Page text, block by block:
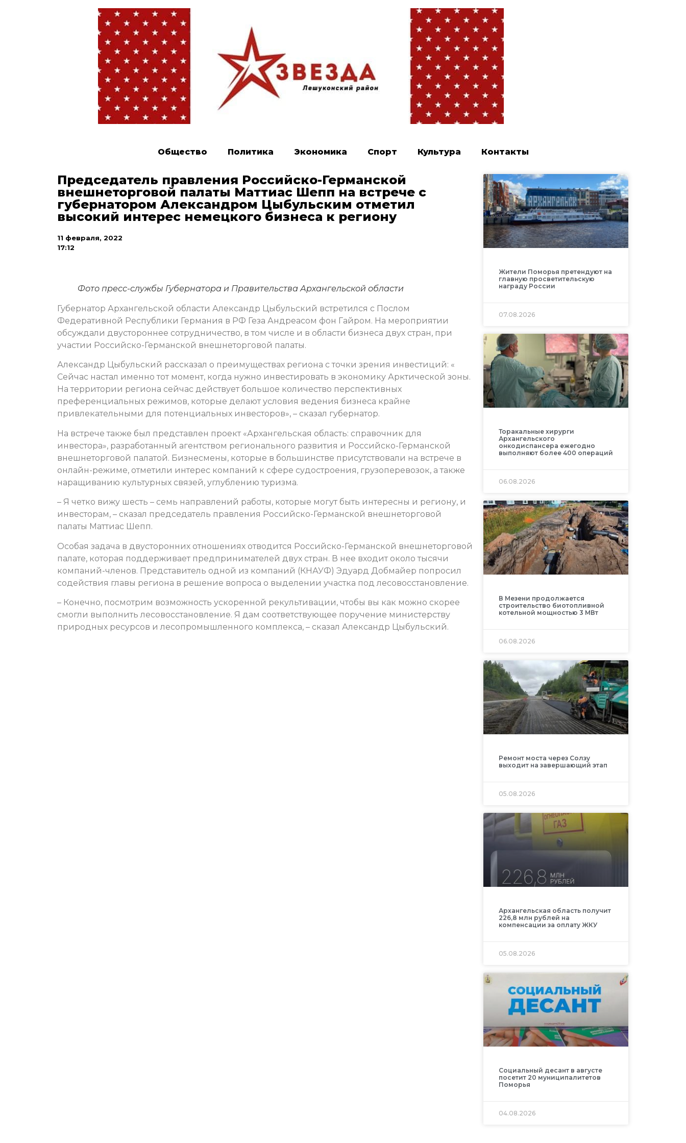
Общество Политика Экономика Спорт Культура Контакты
Председатель правления Российско-Германской
внешнеторговой палаты Маттиас Шепп на встрече с
губернатором Александром Цыбульским отметил
высокий интерес немецкого бизнеса к региону
11 февраля, 2022
17:12
Фото пресс-службы Губернатора и Правительства Архангельской области
Губернатор Архангельской области Александр Цыбульский встретился с Послом
Федеративной Республики Германия в РФ Геза Андреасом фон Гайром. На мероприятии
обсуждали двустороннее сотрудничество, в том числе и в области бизнеса двух стран, при
участии Российско-Германской внешнеторговой палаты.
Александр Цыбульский рассказал о преимуществах региона с точки зрения инвестиций: «
Сейчас настал именно тот момент, когда нужно инвестировать в экономику Арктической зоны.
На территории региона сейчас действует большое количество перспективных
преференциальных режимов, которые делают условия ведения бизнеса крайне
привлекательными для потенциальных инвесторов», – сказал губернатор.
На встрече также был представлен проект «Архангельская область: справочник для
инвестора», разработанный агентством регионального развития и Российско-Германской
внешнеторговой палатой. Бизнесмены, которые в большинстве присутствовали на встрече в
онлайн-режиме, отметили интерес компаний к сфере судостроения, грузоперевозок, а также
наращиванию культурных связей, углублению туризма.
– Я четко вижу шесть – семь направлений работы, которые могут быть интересны и региону, и
инвесторам, – сказал председатель правления Российско-Германской внешнеторговой
палаты Маттиас Шепп.
Особая задача в двусторонних отношениях отводится Российско-Германской внешнеторговой
палате, которая поддерживает предпринимателей двух стран. В нее входит около тысячи
компаний-членов. Представитель одной из компаний (КНАУФ) Эдуард Добмайер попросил
содействия главы региона в решение вопроса о выделении участка под лесовосстановление.
– Конечно, посмотрим возможность ускоренной рекультивации, чтобы вы как можно скорее
смогли выполнить лесовосстановление. Я дам соответствующее поручение министерству
природных ресурсов и лесопромышленного комплекса, – сказал Александр Цыбульский.
Жители Поморья претендуют на
главную просветительскую
награду России
07.08.2026
Торакальные хирурги
Архангельского
онкодиспансера ежегодно
выполняют более 400 операций
06.08.2026
В Мезени продолжается
строительство биотопливной
котельной мощностью 3 МВт
06.08.2026
Ремонт моста через Солзу
выходит на завершающий этап
05.08.2026
Архангельская область получит
226,8 млн рублей на
компенсации за оплату ЖКУ
05.08.2026
Социальный десант в августе
посетит 20 муниципалитетов
Поморья
04.08.2026